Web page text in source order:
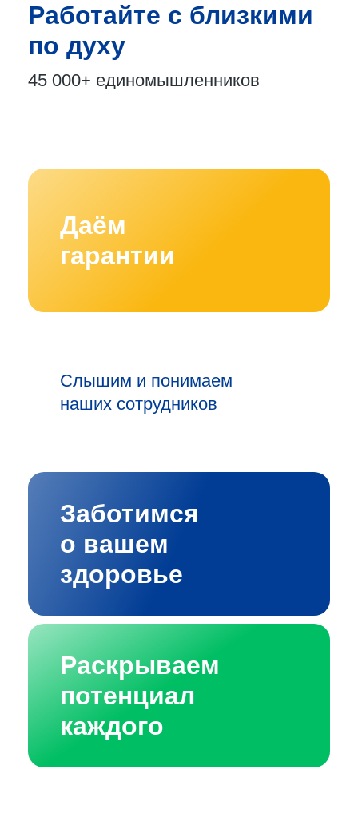
Работайте с близкими
по духу
45 000+ единомышленников
Даём
гарантии
Слышим и понимаем
наших сотрудников
Заботимся
о вашем
здоровье
Раскрываем
потенциал
каждого